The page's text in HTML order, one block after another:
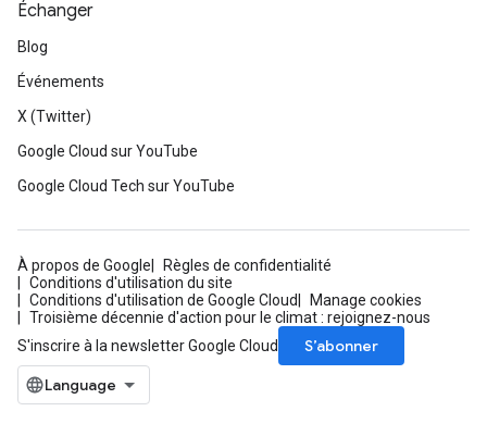
Échanger
Blog
Événements
X (Twitter)
Google Cloud sur YouTube
Google Cloud Tech sur YouTube
À propos de Google
Règles de confidentialité
Conditions d'utilisation du site
Conditions d'utilisation de Google Cloud
Manage cookies
Troisième décennie d'action pour le climat : rejoignez-nous
S'inscrire à la newsletter Google Cloud
S’abonner